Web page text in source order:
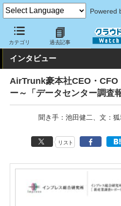
Powered
カテゴリ 過去記事
クラウド Watch ハード・インフラ
インタビュー
AirTrunk豪本社CEO・CFO
ー～「データセンター調査
聞き手：池田健二、文：
リスト